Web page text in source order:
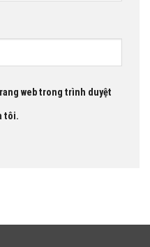
web trong trình duyệt
tôi.